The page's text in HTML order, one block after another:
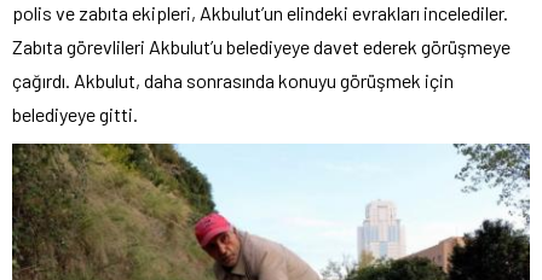
polis ve zabıta ekipleri, Akbulut’un elindeki evrakları incelediler.
Zabıta görevlileri Akbulut’u belediyeye davet ederek görüşmeye
çağırdı. Akbulut, daha sonrasında konuyu görüşmek için
belediyeye gitti.